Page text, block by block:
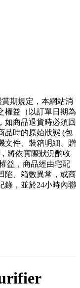
期規定，本網站消
權益（以訂單日期為
如商品退貨時必須回
品時的原始狀態 (包
文件、裝箱明細、贈
將依實際狀況酌收
益，商品經由宅配
陷、箱數異常，或商
錄，並於24小時內聯